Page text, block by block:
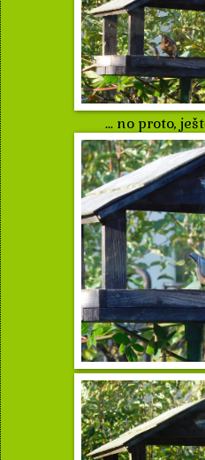
... no proto,